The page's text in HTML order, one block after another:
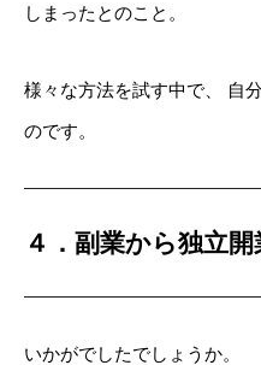
しまったとのこと。
様々な方法を試す中で、
自
のです。
４．副業から独立
いかがでしたでしょうか。